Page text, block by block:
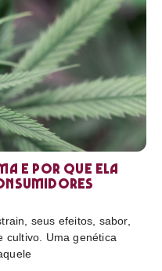
e por que ela
seus efeitos, sabor,
cultivo. Uma genética